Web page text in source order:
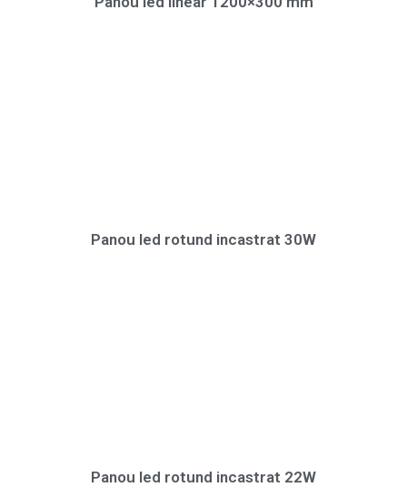
Panou led rotund incastrat 30W
Panou led rotund incastrat 22W